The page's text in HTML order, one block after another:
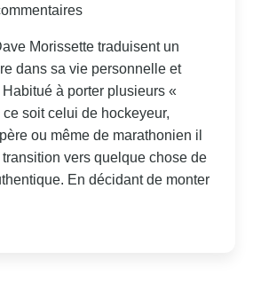
Morissette traduisent un
dans sa vie personnelle et
à porter plusieurs «
soit celui de hockeyeur,
ou même de marathonien il
vers quelque chose de
En décidant de monter